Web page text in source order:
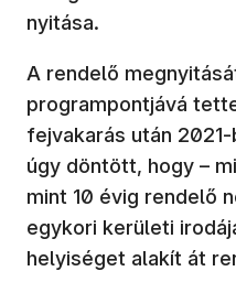
nyitása.
A rendelő
programpontjává
fejvakarás után
úgy döntött, hogy –
mint 10 évig rendelő
egykori kerületi
helyiséget alakít át